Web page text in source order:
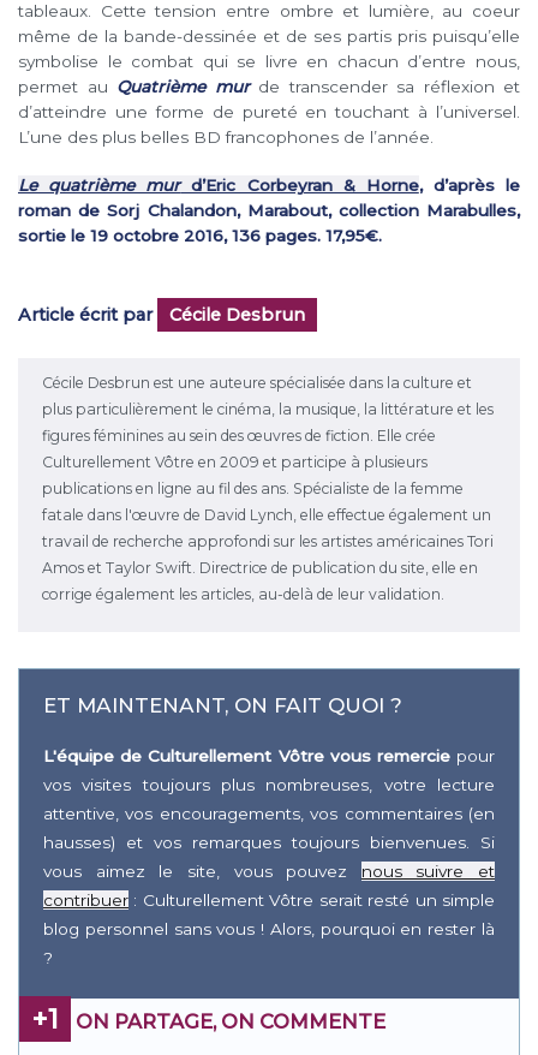
tableaux. Cette tension entre ombre et lumière, au coeur
même de la bande-dessinée et de ses partis pris puisqu’elle
symbolise le combat qui se livre en chacun d’entre nous,
permet au Quatrième murde transcender sa réflexion et
d’atteindre une forme de pureté en touchant à l’universel.
L’une des plus belles BD francophones de l’année.
Le quatrième murd’Eric Corbeyran & Horne, d’après le
roman de Sorj Chalandon, Marabout, collection Marabulles,
sortie le 19 octobre 2016, 136 pages. 17,95€.
Article écrit par Cécile Desbrun
Cécile Desbrun est une auteure spécialisée dans la culture et
plus particulièrement le cinéma, la musique, la littérature et les
figures féminines au sein des œuvres de fiction. Elle crée
Culturellement Vôtre en 2009 et participe à plusieurs
publications en ligne au fil des ans. Spécialiste de la femme
fatale dans l'œuvre de David Lynch, elle effectue également un
travail de recherche approfondi sur les artistes américaines Tori
Amos et Taylor Swift. Directrice de publication du site, elle en
corrige également les articles, au-delà de leur validation.
ET MAINTENANT, ON FAIT QUOI ?
L'équipe de Culturellement Vôtre vous remerciepour
vos visites toujours plus nombreuses, votre lecture
attentive, vos encouragements, vos commentaires (en
hausses) et vos remarques toujours bienvenues. Si
vous aimez le site, vous pouvez nous suivre et
contribuer : Culturellement Vôtre serait resté un simple
blog personnel sans vous ! Alors, pourquoi en rester là
?
+1 ON PARTAGE, ON COMMENTE